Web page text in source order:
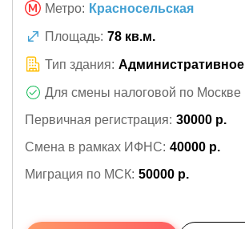
Метро: Красносельская
Площадь: 78 кв.м.
Тип здания: Административное
Для смены налоговой по Москве
Первичная регистрация: 30000 р.
Смена в рамках ИФНС: 40000 р.
Миграция по МСК: 50000 р.